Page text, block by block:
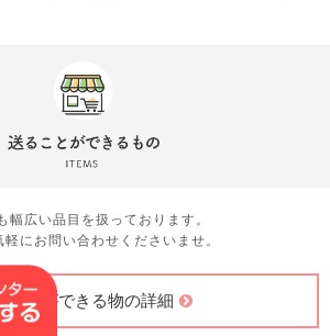
幅広い品目を扱っております。
にお問い合わせくださいませ。
ことができる物の詳細